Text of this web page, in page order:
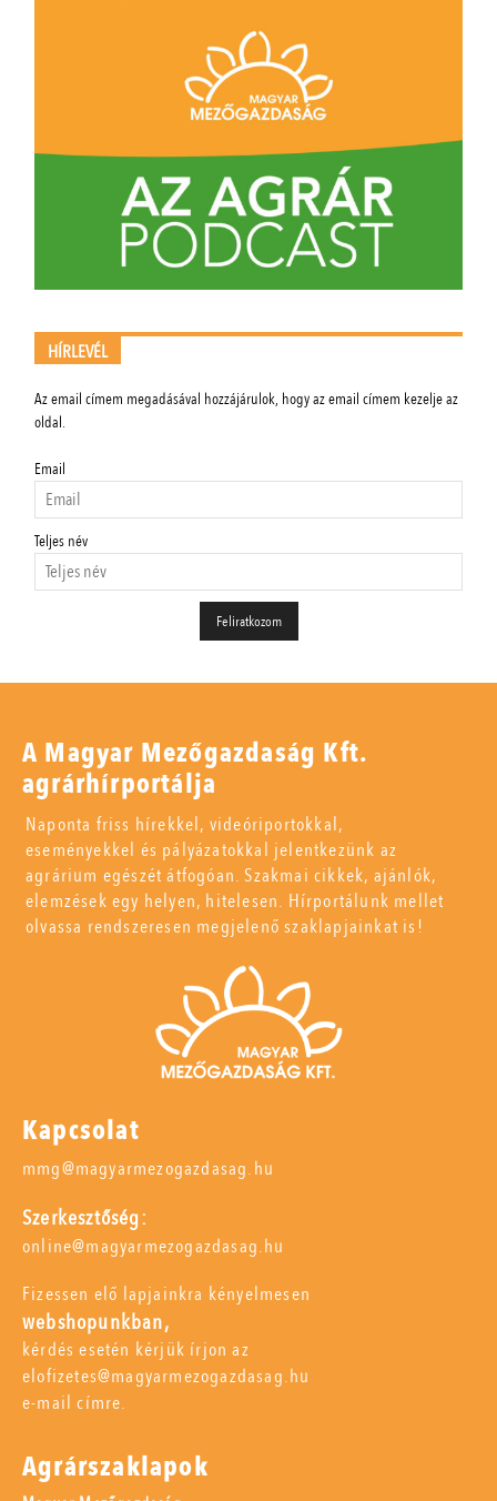
HÍRLEVÉL
Az email címem megadásával hozzájárulok, hogy az email címem kezelje az
oldal.
Email
Teljes név
A Magyar Mezőgazdaság Kft.
agrárhírportálja
Naponta friss hírekkel, videóriportokkal,
eseményekkel és pályázatokkal jelentkezünk az
agrárium egészét átfogóan. Szakmai cikkek, ajánlók,
elemzések egy helyen, hitelesen. Hírportálunk mellet
olvassa rendszeresen megjelenő szaklapjainkat is!
Kapcsolat
mmg@magyarmezogazdasag.hu
Szerkesztőség:
online@magyarmezogazdasag.hu
Fizessen elő lapjainkra kényelmesen
webshopunkban,
kérdés esetén kérjük írjon az
elofizetes@magyarmezogazdasag.hu
e-mail címre.
Agrárszaklapok